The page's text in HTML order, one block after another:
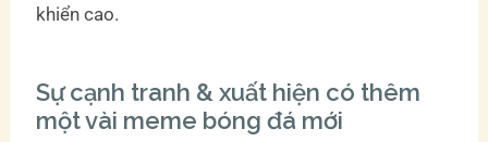
khiển cao.
Sự cạnh tranh & xuất hiện có thêm
một vài meme bóng đá mới